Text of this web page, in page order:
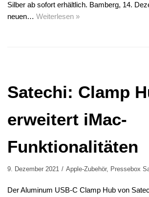
Silber ab sofort erhältlich. Bamberg, 14.
neuen… Weiterlesen »
Satechi: Clamp
erweitert iMac-
Funktionalitäten
9. Dezember 2021 Apple-Zubehör, Pressebox
Der Aluminum USB-C Clamp Hub von